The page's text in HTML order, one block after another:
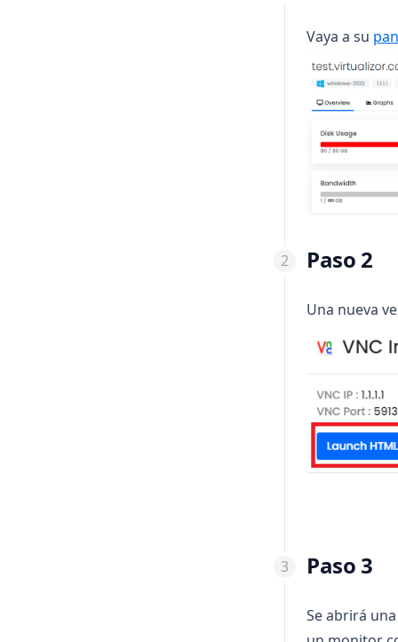
Vaya a su
Paso 2
Una nueva
Paso 3
Se abrirá